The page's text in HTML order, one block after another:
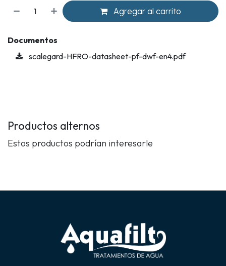
Agregar al carrito
Documentos
scalegard-HFRO-datasheet-pf-dwf-en4.pdf
Productos alternos
Estos productos podrían interesarle